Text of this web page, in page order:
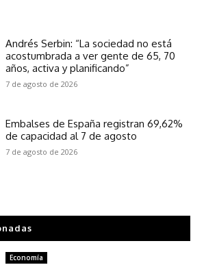
Andrés Serbin: “La sociedad no está
acostumbrada a ver gente de 65, 70
años, activa y planificando”
7 de agosto de 2026
Embalses de España registran 69,62%
de capacidad al 7 de agosto
7 de agosto de 2026
Economía